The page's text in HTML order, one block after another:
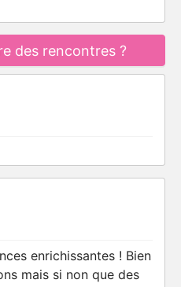
des rencontres ?
enrichissantes ! Bien
mais si non que des